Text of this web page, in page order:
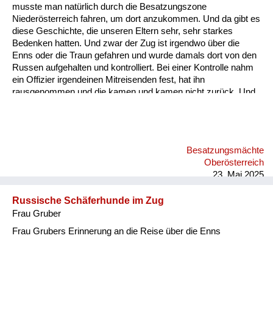
musste man natürlich durch die Besatzungszone
Niederösterreich fahren, um dort anzukommen. Und da gibt es
diese Geschichte, die unseren Eltern sehr, sehr starkes
Bedenken hatten. Und zwar der Zug ist irgendwo über die
Enns oder die Traun gefahren und wurde damals dort von den
Russen aufgehalten und kontrolliert. Bei einer Kontrolle nahm
ein Offizier irgendeinen Mitreisenden fest, hat ihn
rausgenommen und die kamen und kamen nicht zurück. Und
natürlich doch sehr bedrückt hat, weil damals gab es einige
Verschleppungen, die auch bekannt wurden, meist nur durch
Besatzungsmächte
Oberösterreich
23. Mai 2025
Russische Schäferhunde im Zug
Frau Gruber
Frau Grubers Erinnerung an die Reise über die Enns